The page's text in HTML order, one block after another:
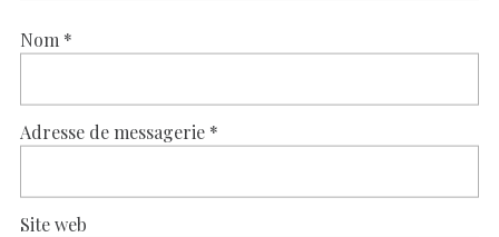
Nom *
Adresse de messagerie *
Site web